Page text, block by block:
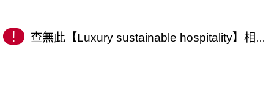
! 查無此【Luxury sustainable hospitality】相關商品